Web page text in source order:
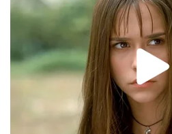
के दौरान कई परियोजनाओं का